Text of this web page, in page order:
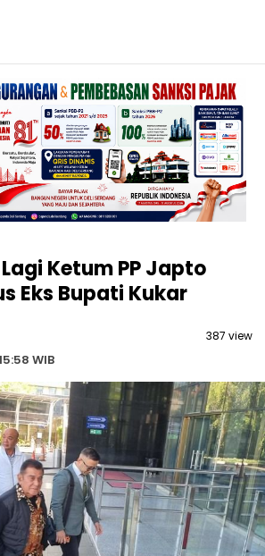
Ketum PP Japto
Eks Bupati Kukar
WIB
387 view